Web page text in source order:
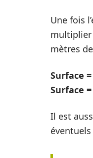
Une fois
multiplier
mètres
Surface
Surface
Il est